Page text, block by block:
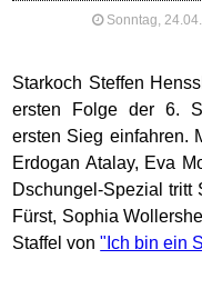
Sonntag,
Starkoch Steffen
ersten Folge der 6.
ersten Sieg einfahren.
Erdogan Atalay, Eva
Dschungel-Spezial tritt
Fürst, Sophia
Staffel von"Ich bin ein